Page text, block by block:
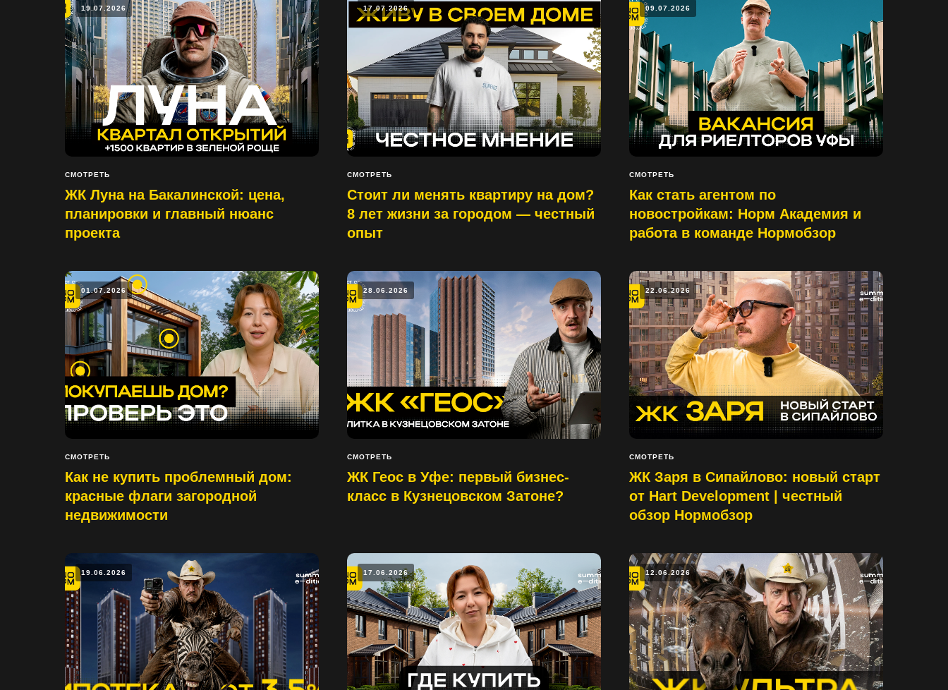
19.07.2026
СМОТРЕТЬ
ЖК Луна на Бакалинской: цена,
планировки и главный нюанс
проекта
17.07.2026
СМОТРЕТЬ
Стоит ли менять квартиру на дом?
8 лет жизни за городом — честный
опыт
09.07.2026
СМОТРЕТЬ
Как стать агентом по
новостройкам: Норм Академия и
работа в команде Нормобзор
01.07.2026
СМОТРЕТЬ
Как не купить проблемный дом:
красные флаги загородной
недвижимости
28.06.2026
СМОТРЕТЬ
ЖК Геос в Уфе: первый бизнес-
класс в Кузнецовском Затоне?
22.06.2026
СМОТРЕТЬ
ЖК Заря в Сипайлово: новый старт
от Hart Development | честный
обзор Нормобзор
19.06.2026 17.06.2026 12.06.2026